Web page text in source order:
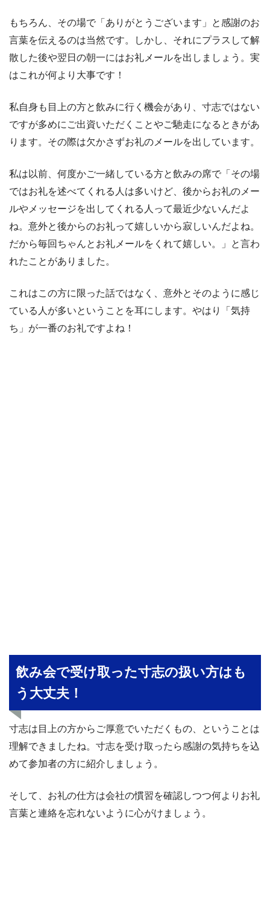
もちろん、その場で「ありがとうございます」と感謝のお
言葉を伝えるのは当然です。しかし、それにプラスして解
散した後や翌日の朝一にはお礼メールを出しましょう。実
はこれが何より大事です！
私自身も目上の方と飲みに行く機会があり、寸志ではない
ですが多めにご出資いただくことやご馳走になるときがあ
ります。その際は欠かさずお礼のメールを出しています。
私は以前、何度かご一緒している方と飲みの席で「その場
ではお礼を述べてくれる人は多いけど、後からお礼のメー
ルやメッセージを出してくれる人って最近少ないんだよ
ね。意外と後からのお礼って嬉しいから寂しいんだよね。
だから毎回ちゃんとお礼メールをくれて嬉しい。」と言わ
れたことがありました。
これはこの方に限った話ではなく、意外とそのように感じ
ている人が多いということを耳にします。やはり「気持
ち」が一番のお礼ですよね！
飲み会で受け取った寸志の扱い方はも
う大丈夫！
寸志は目上の方からご厚意でいただくもの、ということは
理解できましたね。寸志を受け取ったら感謝の気持ちを込
めて参加者の方に紹介しましょう。
そして、お礼の仕方は会社の慣習を確認しつつ何よりお礼
言葉と連絡を忘れないように心がけましょう。